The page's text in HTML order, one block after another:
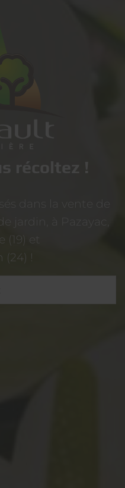
récoltez !
dans la vente de
jardin, à Pazayac,
(19) et
(24) !